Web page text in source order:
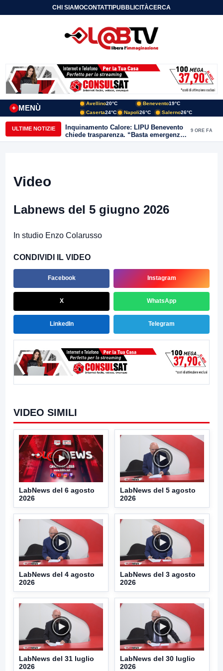
CHI SIAMOCONTATTIPUBBLICITÀCERCA
MENÙ
+
Avellino20°C Benevento19°C
Caserta24°C Napoli26°C Salerno26°C
ULTIME NOTIZIE
Inquinamento Calore: LIPU Benevento
chiede trasparenza. “Basta emergenze:
non possiamo continuare a trattare i
9 ORE FA
Video
Labnews del 5 giugno 2026
In studio Enzo Colarusso
CONDIVIDI IL VIDEO
Facebook Instagram
X WhatsApp
LinkedIn Telegram
VIDEO SIMILI
LabNews del 6 agosto
2026
LabNews del 5 agosto
2026
LabNews del 4 agosto
2026
LabNews del 3 agosto
2026
LabNews del 31 luglio
2026
LabNews del 30 luglio
2026